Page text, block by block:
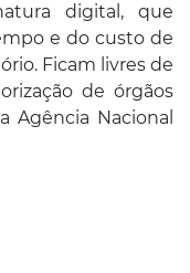
digital, que
e do custo de
Ficam livres de
de órgãos
Agência Nacional